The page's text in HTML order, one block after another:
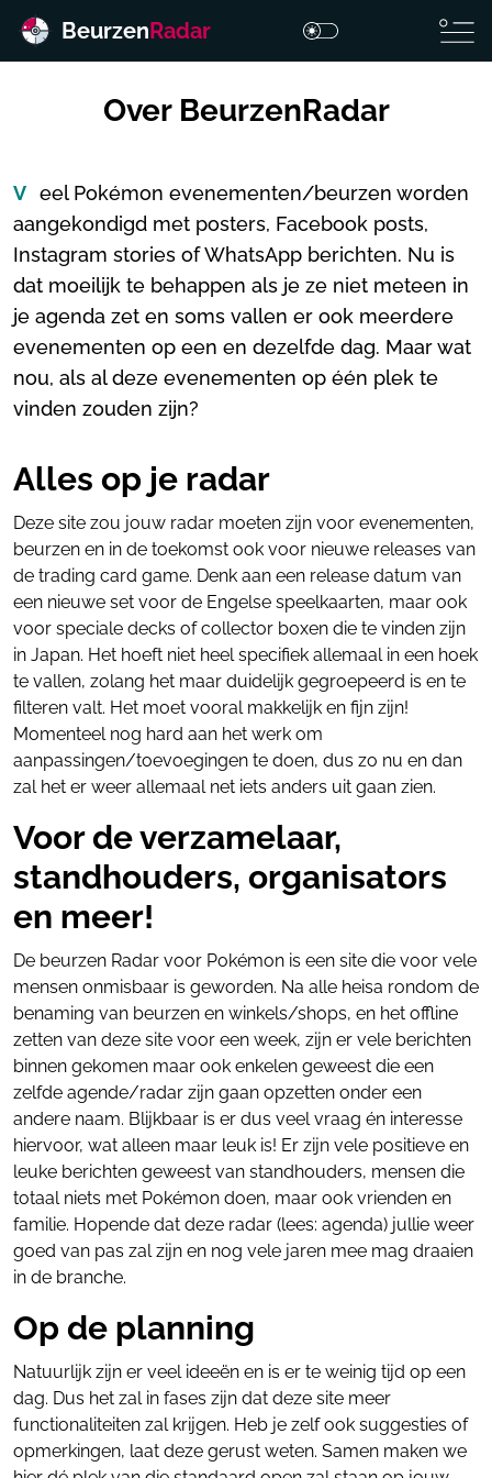
BeurzenRadar
Over BeurzenRadar
Veel Pokémon evenementen/beurzen worden
aangekondigd met posters, Facebook posts,
Instagram stories of WhatsApp berichten. Nu is
dat moeilijk te behappen als je ze niet meteen in
je agenda zet en soms vallen er ook meerdere
evenementen op een en dezelfde dag. Maar wat
nou, als al deze evenementen op één plek te
vinden zouden zijn?
Alles op je radar
Deze site zou jouw radar moeten zijn voor evenementen,
beurzen en in de toekomst ook voor nieuwe releases van
de trading card game. Denk aan een release datum van
een nieuwe set voor de Engelse speelkaarten, maar ook
voor speciale decks of collector boxen die te vinden zijn
in Japan. Het hoeft niet heel specifiek allemaal in een hoek
te vallen, zolang het maar duidelijk gegroepeerd is en te
filteren valt. Het moet vooral makkelijk en fijn zijn!
Momenteel nog hard aan het werk om
aanpassingen/toevoegingen te doen, dus zo nu en dan
zal het er weer allemaal net iets anders uit gaan zien.
Voor de verzamelaar,
standhouders, organisators
en meer!
De beurzen Radar voor Pokémon is een site die voor vele
mensen onmisbaar is geworden. Na alle heisa rondom de
benaming van beurzen en winkels/shops, en het offline
zetten van deze site voor een week, zijn er vele berichten
binnen gekomen maar ook enkelen geweest die een
zelfde agende/radar zijn gaan opzetten onder een
andere naam. Blijkbaar is er dus veel vraag én interesse
hiervoor, wat alleen maar leuk is! Er zijn vele positieve en
leuke berichten geweest van standhouders, mensen die
totaal niets met Pokémon doen, maar ook vrienden en
familie. Hopende dat deze radar (lees: agenda) jullie weer
goed van pas zal zijn en nog vele jaren mee mag draaien
in de branche.
Op de planning
Natuurlijk zijn er veel ideeën en is er te weinig tijd op een
dag. Dus het zal in fases zijn dat deze site meer
functionaliteiten zal krijgen. Heb je zelf ook suggesties of
opmerkingen, laat deze gerust weten. Samen maken we